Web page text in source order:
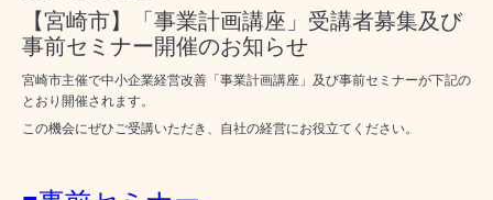
【宮崎市】「事業計画講座」受講者募集及び
事前セミナー開催のお知らせ
宮崎市主催で中小企業経営改善「事業計画講座」及び事前セミナーが下記の
とおり開催されます。
この機会にぜひご受講いただき、自社の経営にお役立てください。